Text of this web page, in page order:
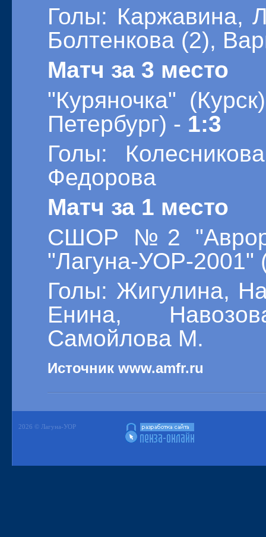
Голы: Каржавина,
Болтенкова (2),
Матч за 3 место
"Куряночка"
Петербург) - 1:3
Голы:
Федорова
Матч за 1 место
СШОР №2
"Лагуна-УОР-2001"
Голы: Жигулина,
Енина,
Самойлова М.
Источник www.amfr.ru
2026 © Лагуна-УОР